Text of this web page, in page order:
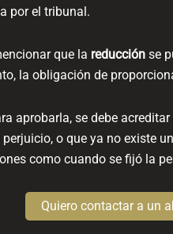
por el tribunal.
que la reducción se
la obligación de
aprobarla, se debe acreditar
o que ya no existe un
como cuando se fijó la
Quiero contactar a un